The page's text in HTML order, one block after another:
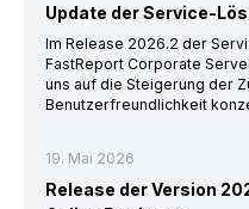
Update der Service-
Im Release 2026.2 der
FastReport Corporate
uns auf die Steigerung der
Benutzerfreundlichkeit
19. Mai 2026
Release der Version